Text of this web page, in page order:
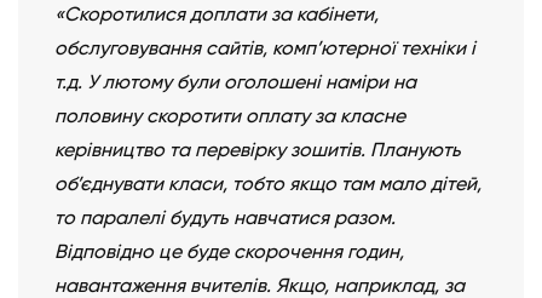
«Скоротилися доплати за кабінети,
обслуговування сайтів, комп’ютерної техніки і
т.д. У лютому були оголошені наміри на
половину скоротити оплату за класне
керівництво та перевірку зошитів. Планують
об’єднувати класи, тобто якщо там мало дітей,
то паралелі будуть навчатися разом.
Відповідно це буде скорочення годин,
навантаження вчителів. Якщо, наприклад, за